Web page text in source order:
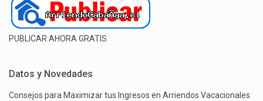
PUBLICAR AHORA GRATIS
Datos y Novedades
Consejos para Maximizar tus Ingresos en Arriendos Vacacionales